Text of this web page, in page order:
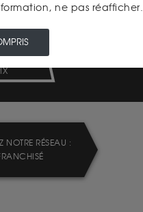
NOTRE RÉSEAU :
ne pas réafficher.